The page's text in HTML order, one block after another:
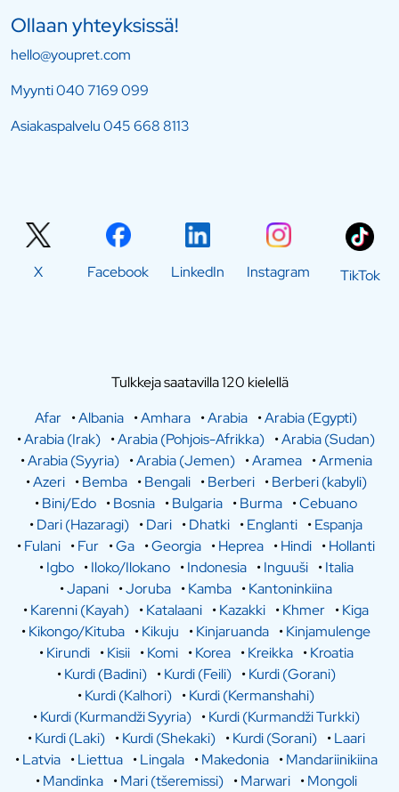
Ollaan yhteyksissä!
hello@youpret.com
Myynti040 7169 099
Asiakaspalvelu045 668 8113
X Facebook LinkedIn Instagram TikTok
Tulkkeja saatavilla 120 kielellä
Afar •Albania •Amhara •Arabia •Arabia (Egypti)
•Arabia (Irak) •Arabia (Pohjois-Afrikka) •Arabia (Sudan)
•Arabia (Syyria) •Arabia (Jemen) •Aramea •Armenia
•Azeri •Bemba •Bengali •Berberi •Berberi (kabyli)
•Bini/Edo •Bosnia •Bulgaria •Burma •Cebuano
•Dari (Hazaragi) •Dari •Dhatki •Englanti •Espanja
•Fulani •Fur •Ga •Georgia •Heprea •Hindi •Hollanti
•Igbo •Iloko/Ilokano •Indonesia •Inguuši •Italia
•Japani •Joruba •Kamba •Kantoninkiina
•Karenni (Kayah) •Katalaani •Kazakki •Khmer •Kiga
•Kikongo/Kituba •Kikuju •Kinjaruanda •Kinjamulenge
•Kirundi •Kisii •Komi •Korea •Kreikka •Kroatia
•Kurdi (Badini) •Kurdi (Feili) •Kurdi (Gorani)
•Kurdi (Kalhori) •Kurdi (Kermanshahi)
•Kurdi (Kurmandži Syyria) •Kurdi (Kurmandži Turkki)
•Kurdi (Laki) •Kurdi (Shekaki) •Kurdi (Sorani) •Laari
•Latvia •Liettua •Lingala •Makedonia •Mandariinikiina
•Mandinka •Mari (tšeremissi) •Marwari •Mongoli